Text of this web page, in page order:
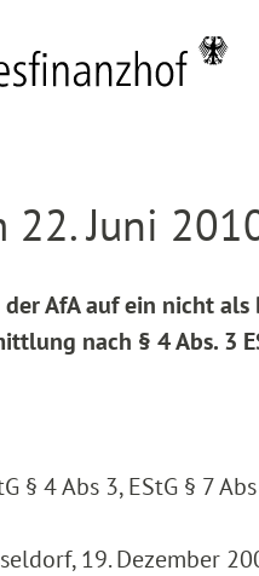
22. Juni
AfA auf ein nicht
nach § 4 Abs. 3
§ 4 Abs 3, EStG § 7
19. Dezember